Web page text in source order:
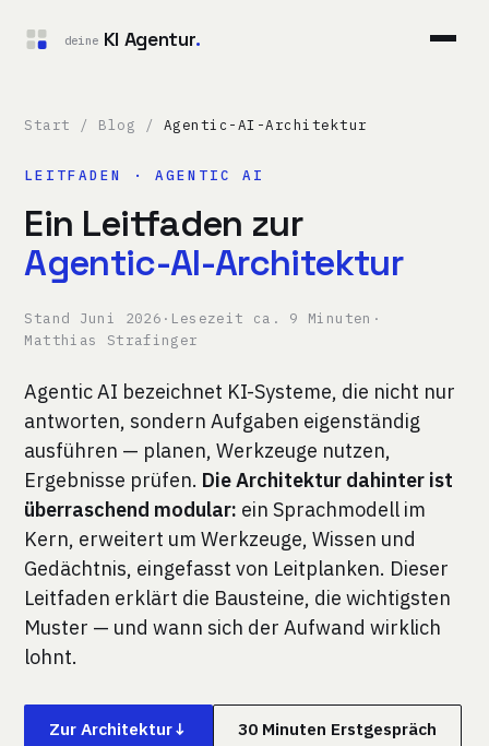
deine KI Agentur.
Start / Blog / Agentic-AI-Architektur
LEITFADEN · AGENTIC AI
Ein Leitfaden zur
Agentic-AI-Architektur
Stand Juni 2026 · Lesezeit ca. 9 Minuten ·
Matthias Strafinger
Agentic AI bezeichnet KI-Systeme, die nicht nur
antworten, sondern Aufgaben eigenständig
ausführen — planen, Werkzeuge nutzen,
Ergebnisse prüfen. Die Architektur dahinter ist
überraschend modular: ein Sprachmodell im
Kern, erweitert um Werkzeuge, Wissen und
Gedächtnis, eingefasst von Leitplanken. Dieser
Leitfaden erklärt die Bausteine, die wichtigsten
Muster — und wann sich der Aufwand wirklich
lohnt.
Zur Architektur↓ 30 Minuten Erstgespräch